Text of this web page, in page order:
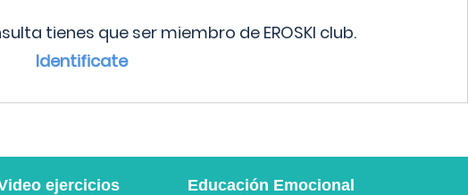
tienes que ser miembro de EROSKI club.
Identificate
ejercicios Educación Emocional